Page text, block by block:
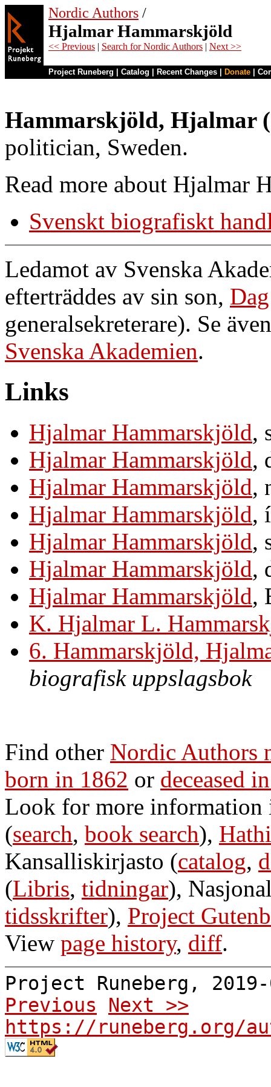
Nordic Authors /
Hjalmar Hammarskjöld
<< Previous | Search for Nordic Authors | Next >>
Project Runeberg Catalog Recent Changes Donate
Hammarskjöld, Hjalmar
politician, Sweden.
Read more about Hjalmar
Svenskt biografiskt
Ledamot av Svenska
efterträddes av sin son,
generalsekreterare). Se
Svenska Akademien.
Links
Hjalmar Hammarskjöld,
Hjalmar Hammarskjöld,
Hjalmar Hammarskjöld,
Hjalmar Hammarskjöld,
Hjalmar Hammarskjöld,
Hjalmar Hammarskjöld,
Hjalmar Hammarskjöld,
K. Hjalmar L.
6. Hammarskjöld,
biografisk uppslagsbok
Find other Nordic Authors
born in 1862 or deceased
Look for more
(search, book search),
Kansalliskirjasto (catalog,
(Libris, tidningar),
tidsskrifter), Project
View page history, diff.
Project Runeberg,
Previous
Next >>
https://runeberg.org/